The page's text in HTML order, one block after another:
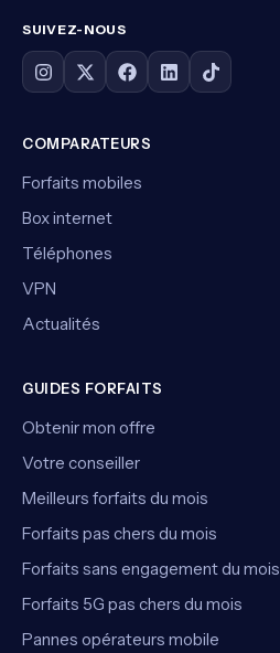
SUIVEZ-NOUS
COMPARATEURS
Forfaits mobiles
Box internet
Téléphones
VPN
Actualités
GUIDES FORFAITS
Obtenir mon offre
Votre conseiller
Meilleurs forfaits du mois
Forfaits pas chers du mois
Forfaits sans engagement du mois
Forfaits 5G pas chers du mois
Pannes opérateurs mobile